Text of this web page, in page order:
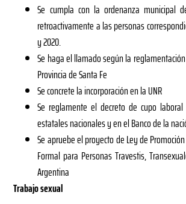
Se cumpla con la ordenanza municipal
retroactivamente a las personas
y 2020.
Se haga el llamado según la
Provincia de Santa Fe
Se concrete la incorporación en la UNR
Se reglamente el decreto de cupo
estatales nacionales y en el Banco de la
Se apruebe el proyecto de Ley de
Formal para Personas Travestis,
Argentina
Trabajo sexual